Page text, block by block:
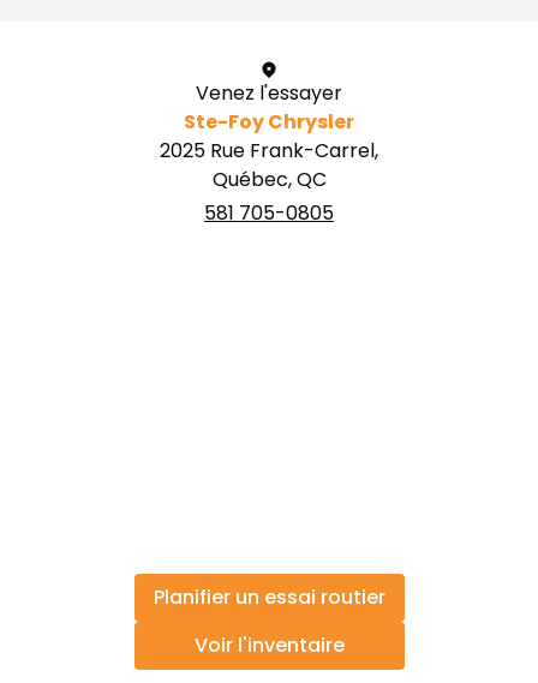
Venez l'essayer
Ste-Foy Chrysler
2025 Rue Frank-Carrel,
Québec, QC
581 705-0805
Planifier un essai routier
Voir l'inventaire